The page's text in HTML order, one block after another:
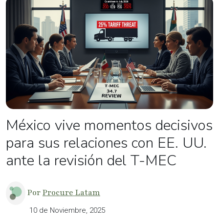
México vive momentos decisivos
para sus relaciones con EE. UU.
ante la revisión del T-MEC
PorProcure Latam
10 de Noviembre, 2025